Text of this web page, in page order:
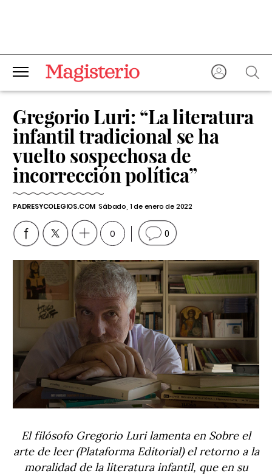
Gregorio Luri: “La literatura
infantil tradicional se ha
vuelto sospechosa de
incorrección política”
PADRESYCOLEGIOS.COM Sábado, 1 de enero de 2022
0 0
El filósofo Gregorio Luri lamenta en Sobre el
arte de leer (Plataforma Editorial) el retorno a la
moralidad de la literatura infantil, que en su